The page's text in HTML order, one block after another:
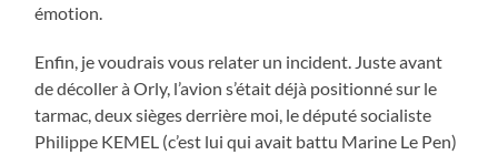
émotion.
Enfin, je voudrais vous relater un incident. Juste avant
de décoller à Orly, l’avion s’était déjà positionné sur le
tarmac, deux sièges derrière moi, le député socialiste
Philippe KEMEL (c’est lui qui avait battu Marine Le Pen)